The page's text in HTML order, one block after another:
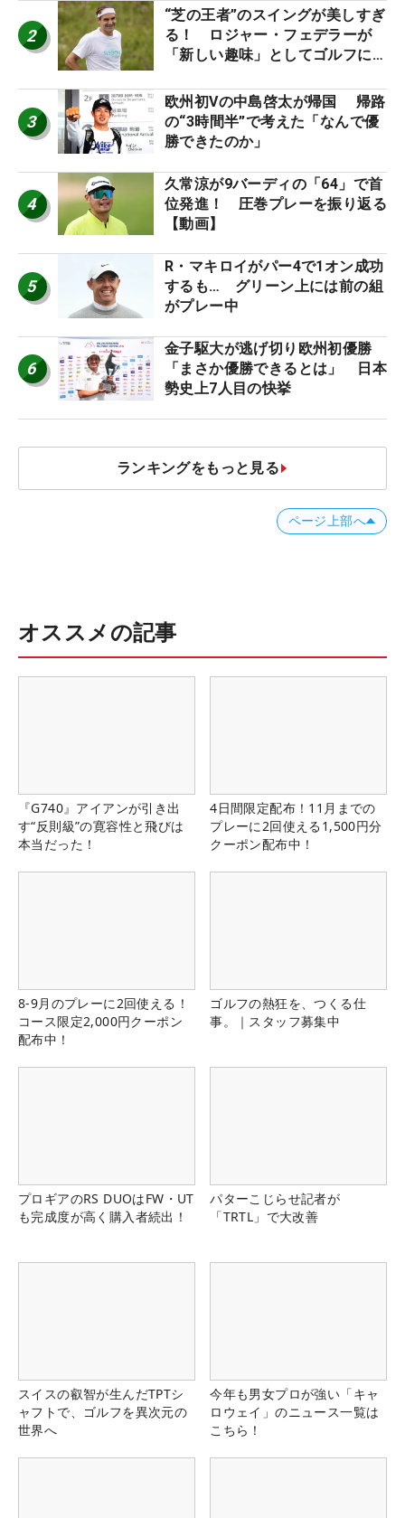
2
“芝の王者”のスイングが美しすぎ
る！ ロジャー・フェデラーが
「新しい趣味」としてゴルフに挑
3
欧州初Vの中島啓太が帰国 帰路
の“3時間半”で考えた「なんで優
勝できたのか」
4
久常涼が9バーディの「64」で首
位発進！ 圧巻プレーを振り返る
【動画】
5
R・マキロイがパー4で1オン成功
するも… グリーン上には前の組
がプレー中
6
金子駆大が逃げ切り欧州初優勝
「まさか優勝できるとは」 日本
勢史上7人目の快挙
ランキングをもっと見る
ページ上部へ
オススメの記事
『G740』アイアンが引き出
す“反則級”の寛容性と飛びは
本当だった！
4日間限定配布！11月までの
プレーに2回使える1,500円分
クーポン配布中！
8-9月のプレーに2回使える！
コース限定2,000円クーポン
配布中！
ゴルフの熱狂を、つくる仕
事。｜スタッフ募集中
プロギアのRS DUOはFW・UT
も完成度が高く購入者続出！
パターこじらせ記者が
「TRTL」で大改善
スイスの叡智が生んだTPTシ
ャフトで、ゴルフを異次元の
世界へ
今年も男女プロが強い「キャ
ロウェイ」のニュース一覧は
こちら！